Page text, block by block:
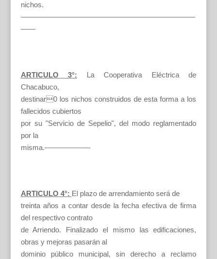
nichos.
————————————————————————
——
ARTICULO 3°: La Cooperativa Eléctrica de
Chacabuco,
destinar0 los nichos construidos de esta forma a los
fallecidos cubiertos
por su "Servicio de Sepelio", del modo reglamentado
por la
misma.——————-
ARTICULO 4°: El plazo de arrendamiento será de
treinta años a contar desde la fecha efectiva de firma
del respectivo contrato
de Arriendo. Finalizado el mismo las edificaciones,
obras y mejoras pasarán al
dominio público municipal, sin derecho a reclamo